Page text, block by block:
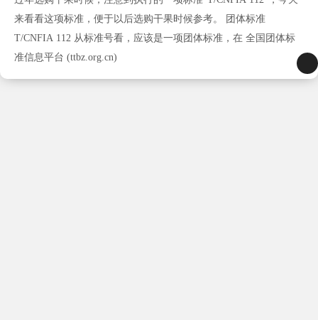
来看看这项标准，便于以后选购干果时候参考。 团体标准
T/CNFIA 112 从标准号看，应该是一项团体标准，在 全国团体标
准信息平台 (ttbz.org.cn)